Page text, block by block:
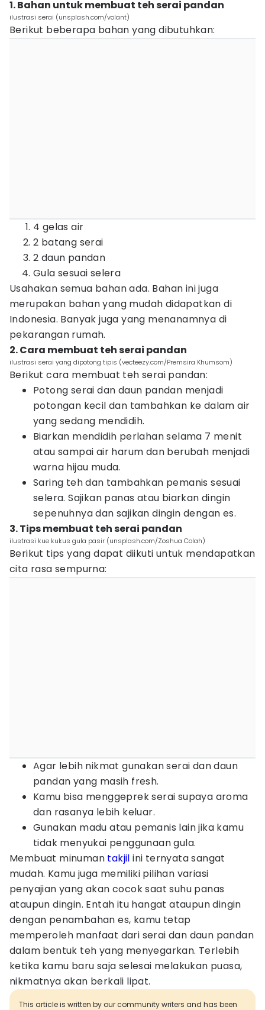
1. Bahan untuk membuat teh serai pandan
ilustrasi serai (unsplash.com/volant)
Berikut beberapa bahan yang dibutuhkan:
4 gelas air
2 batang serai
2 daun pandan
Gula sesuai selera
Usahakan semua bahan ada. Bahan ini juga
merupakan bahan yang mudah didapatkan di
Indonesia. Banyak juga yang menanamnya di
pekarangan rumah.
2. Cara membuat teh serai pandan
ilustrasi serai yang dipotong tipis (vecteezy.com/Premsira Khumsom)
Berikut cara membuat teh serai pandan:
Potong serai dan daun pandan menjadi
potongan kecil dan tambahkan ke dalam air
yang sedang mendidih.
Biarkan mendidih perlahan selama 7 menit
atau sampai air harum dan berubah menjadi
warna hijau muda.
Saring teh dan tambahkan pemanis sesuai
selera. Sajikan panas atau biarkan dingin
sepenuhnya dan sajikan dingin dengan es.
3. Tips membuat teh serai pandan
ilustrasi kue kukus gula pasir (unsplash.com/Zoshua Colah)
Berikut tips yang dapat diikuti untuk mendapatkan
cita rasa sempurna:
Agar lebih nikmat gunakan serai dan daun
pandan yang masih fresh.
Kamu bisa menggeprek serai supaya aroma
dan rasanya lebih keluar.
Gunakan madu atau pemanis lain jika kamu
tidak menyukai penggunaan gula.
Membuat minuman takjil ini ternyata sangat
mudah. Kamu juga memiliki pilihan variasi
penyajian yang akan cocok saat suhu panas
ataupun dingin. Entah itu hangat ataupun dingin
dengan penambahan es, kamu tetap
memperoleh manfaat dari serai dan daun pandan
dalam bentuk teh yang menyegarkan. Terlebih
ketika kamu baru saja selesai melakukan puasa,
nikmatnya akan berkali lipat.
This article is written by our community writers and has been